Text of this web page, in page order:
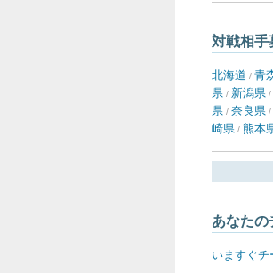
対戦相手
北海道 / 青
県 / 新潟県 /
県 / 奈良県 /
崎県 / 熊本
あなたの
いますぐ